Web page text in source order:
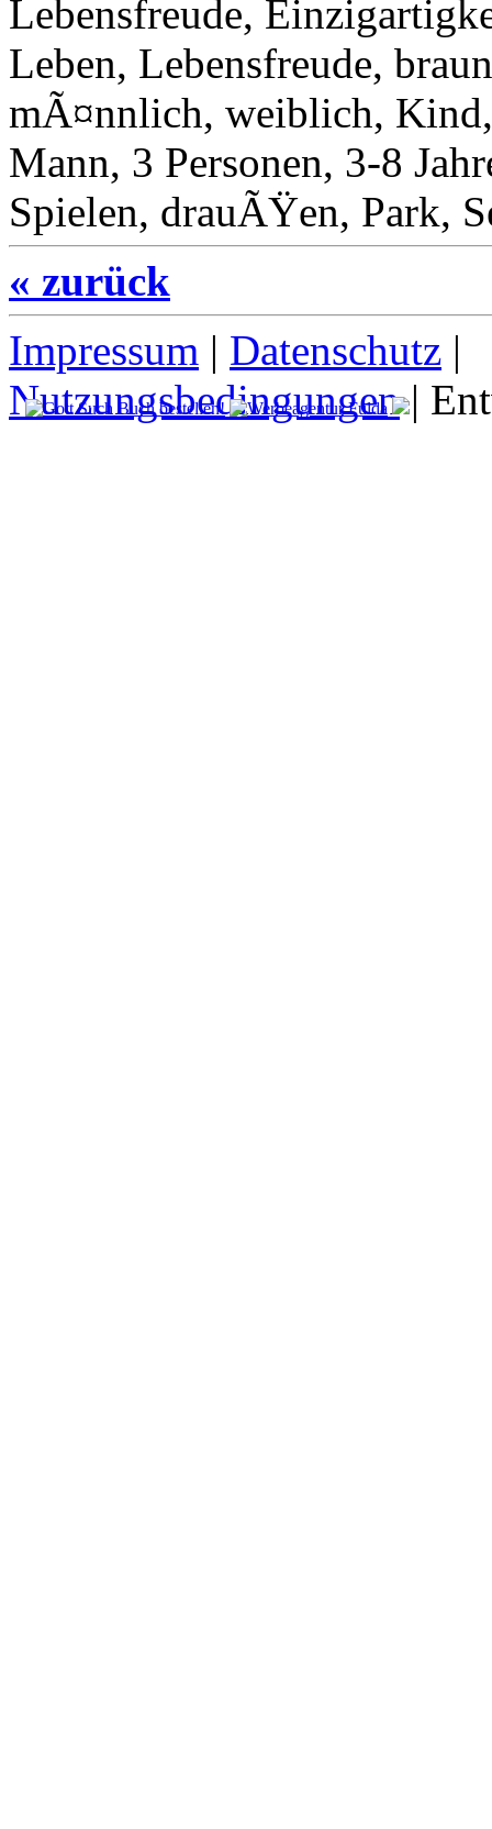
Lebensfreude,
Leben, Lebensfreude,
mÃ¤nnlich, weiblich,
Mann, 3 Personen, 3-8
Spielen, drauÃŸen, Park,
« zurück
Impressum | Datenschutz |
Nutzungsbedingungen|